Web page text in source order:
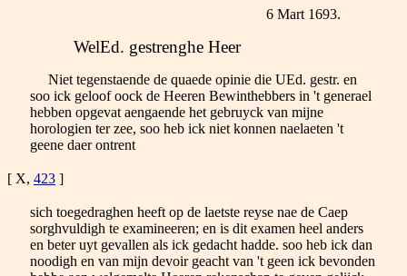
6 Mart 1693.
WelEd. gestrenghe Heer
Niet tegenstaende de quaede opinie die UEd. gestr. en
soo ick geloof oock de Heeren Bewinthebbers in 't generael
hebben opgevat aengaende het gebruyck van mijne
horologien ter zee, soo heb ick niet konnen naelaeten 't
geene daer ontrent
[ X, 423 ]
sich toegedraghen heeft op de laetste reyse nae de Caep
sorghvuldigh te examineeren; en is dit examen heel anders
en beter uyt gevallen als ick gedacht hadde. soo heb ick dan
noodigh en van mijn devoir geacht van 't geen ick bevonden